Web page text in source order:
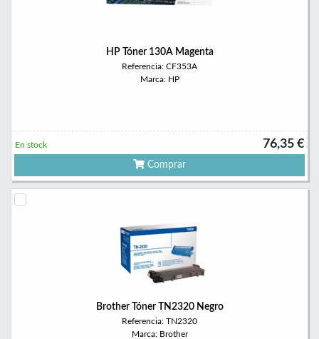
HP Tóner 130A Magenta
Referencia: CF353A
Marca: HP
76,35 €
En stock
Comprar
Brother Tóner TN2320 Negro
Referencia: TN2320
Marca: Brother